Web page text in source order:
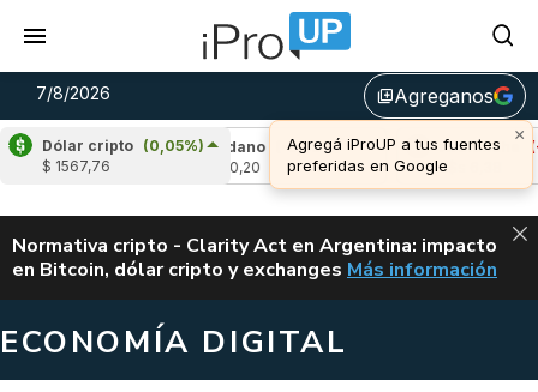
7/8/2026 library_addAgreganos
×
Agregá iProUP a tus fuentes
preferidas en Google
Dólar cripto (0,05%)
$ 1567,76
Cardano (-3,98%)
Avalanche (-
u$s 6,38
ALERTA
Normativa cripto - Clarity Act en Argentina: impacto
en Bitcoin, dólar cripto y exchanges CLARITY ACT EN
Más información
ECONOMÍA DIGITAL